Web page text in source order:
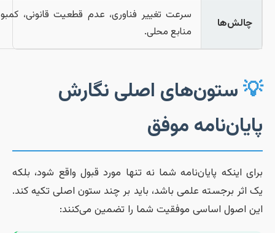
چالش‌ها
سرعت تغییر فناوری، عدم قطعیت قانونی، کمبود
منابع محلی.
ستون‌های اصلی نگارش
موفق
اینکه پایان‌نامه شما نه تنها مورد قبول واقع شود، بلکه
اثر برجسته علمی باشد، باید بر چند ستون اصلی تکیه کند.
اصول اساسی موفقیت شما را تضمین می‌کنند: